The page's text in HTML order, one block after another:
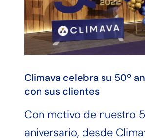
Climava celebra su 50º
con sus clientes
Con motivo de nuestro
aniversario, desde